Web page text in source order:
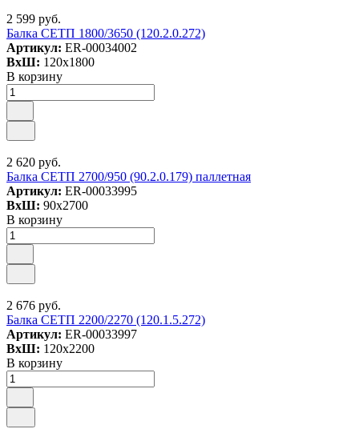
2 599 руб.
Балка СЕТП 1800/3650 (120.2.0.272)
Артикул: ER-00034002
ВxШ: 120x1800
В корзину
2 620 руб.
Балка СЕТП 2700/950 (90.2.0.179) паллетная
Артикул: ER-00033995
ВxШ: 90x2700
В корзину
2 676 руб.
Балка СЕТП 2200/2270 (120.1.5.272)
Артикул: ER-00033997
ВxШ: 120x2200
В корзину